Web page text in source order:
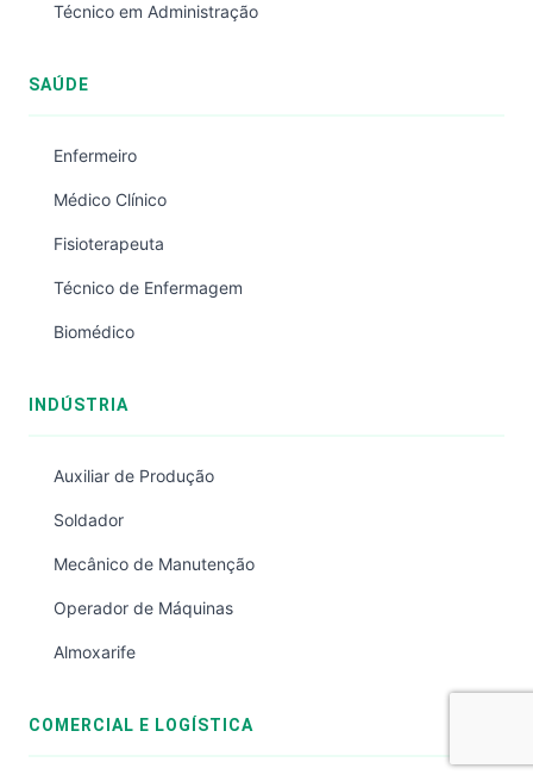
Técnico em Administração
SAÚDE
Enfermeiro
Médico Clínico
Fisioterapeuta
Técnico de Enfermagem
Biomédico
INDÚSTRIA
Auxiliar de Produção
Soldador
Mecânico de Manutenção
Operador de Máquinas
Almoxarife
COMERCIAL E LOGÍSTICA